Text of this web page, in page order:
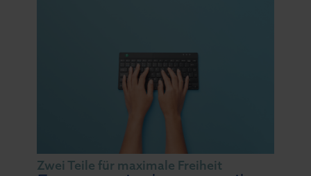
Zwei Teile für maximale Freiheit